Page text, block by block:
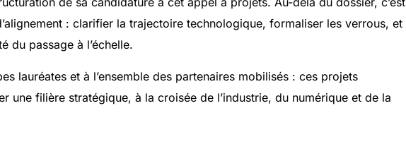
: clarifier la trajectoire technologique, formaliser les verrous, et
du passage à l’échelle.
lauréates et à l’ensemble des partenaires mobilisés : ces projets
une filière stratégique, à la croisée de l’industrie, du numérique et de la